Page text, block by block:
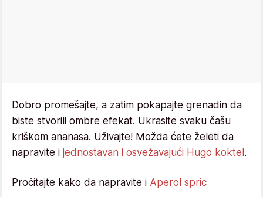
Dobro promešajte, a zatim pokapajte grenadin da
biste stvorili ombre efekat. Ukrasite svaku čašu
kriškom ananasa. Uživajte! Možda ćete želeti da
napravite i jednostavan i osvežavajući Hugo koktel.
Pročitajte kako da napravite i Aperol spric